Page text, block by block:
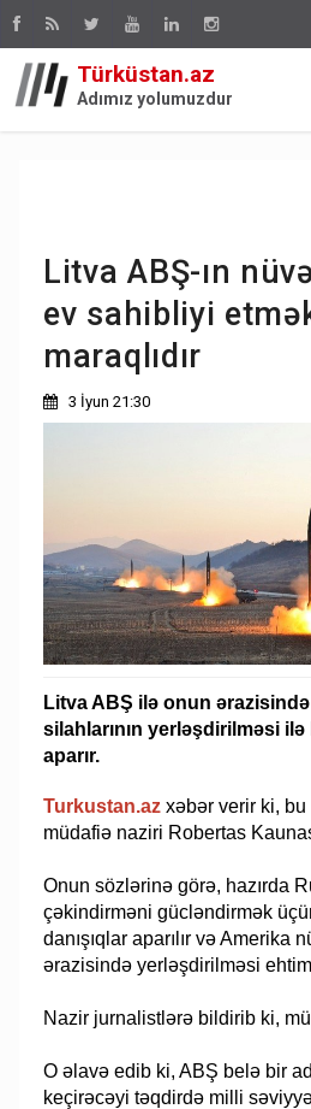
Türküstan.az
Adımız yolumuzdur
Litva ABŞ-ın
ev sahibliyi
maraqlıdır
3 İyun 21:30
Litva ABŞ ilə onun
silahlarının yerləşdirilməsi ilə
aparır.
Turkustan.az xəbər verir ki,
müdafiə naziri Robertas
Onun sözlərinə görə, hazırda
çəkindirməni gücləndirmək
danışıqlar aparılır və Amerika
ərazisində yerləşdirilməsi
Nazir jurnalistlərə bildirib ki,
O əlavə edib ki, ABŞ belə bir
keçirəcəyi təqdirdə milli